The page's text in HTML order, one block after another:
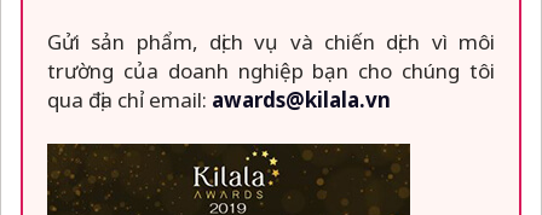
Gửi sản phẩm, dịch vụ và chiến dịch vì môi
trường của doanh nghiệp bạn cho chúng tôi
qua địa chỉ email: awards@kilala.vn